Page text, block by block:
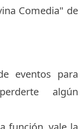
Comedia" de
eventos para
algún